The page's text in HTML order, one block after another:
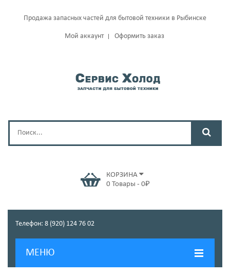
Продажа запасных частей для бытовой техники в Рыбинске
Мой аккаунт Оформить заказ
КОРЗИНА
0 Товары - 0₽
Телефон: 8 (920) 124 76 02
МЕНЮ